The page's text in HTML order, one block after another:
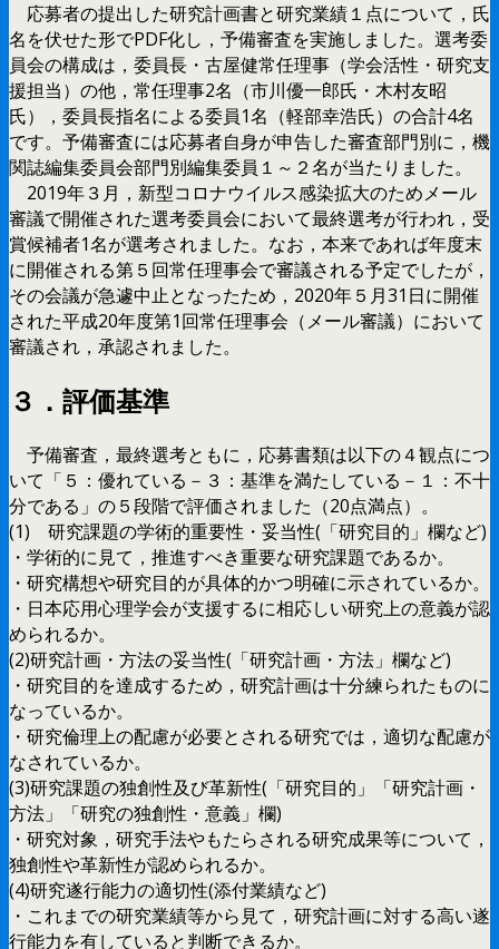
応募者の提出した研究計画書と研究業績１点について，氏
名を伏せた形でPDF化し，予備審査を実施しました。選考委
員会の構成は，委員長・古屋健常任理事（学会活性・研究支
援担当）の他，常任理事2名（市川優一郎氏・木村友昭
氏），委員長指名による委員1名（軽部幸浩氏）の合計4名
です。予備審査には応募者自身が申告した審査部門別に，機
関誌編集委員会部門別編集委員１～２名が当たりました。
2019年３月，新型コロナウイルス感染拡大のためメール
審議で開催された選考委員会において最終選考が行われ，受
賞候補者1名が選考されました。なお，本来であれば年度末
に開催される第５回常任理事会で審議される予定でしたが，
その会議が急遽中止となったため，2020年５月31日に開催
された平成20年度第1回常任理事会（メール審議）において
審議され，承認されました。
３．評価基準
予備審査，最終選考ともに，応募書類は以下の４観点につ
いて「５：優れている－３：基準を満たしている－１：不十
分である」の５段階で評価されました（20点満点）。
(1) 研究課題の学術的重要性・妥当性(「研究目的」欄など)
・学術的に見て，推進すべき重要な研究課題であるか。
・研究構想や研究目的が具体的かつ明確に示されているか。
・日本応用心理学会が支援するに相応しい研究上の意義が認
められるか。
(2)研究計画・方法の妥当性(「研究計画・方法」欄など)
・研究目的を達成するため，研究計画は十分練られたものに
なっているか。
・研究倫理上の配慮が必要とされる研究では，適切な配慮が
なされているか。
(3)研究課題の独創性及び革新性(「研究目的」「研究計画・
方法」「研究の独創性・意義」欄)
・研究対象，研究手法やもたらされる研究成果等について，
独創性や革新性が認められるか。
(4)研究遂行能力の適切性(添付業績など)
・これまでの研究業績等から見て，研究計画に対する高い遂
行能力を有していると判断できるか。